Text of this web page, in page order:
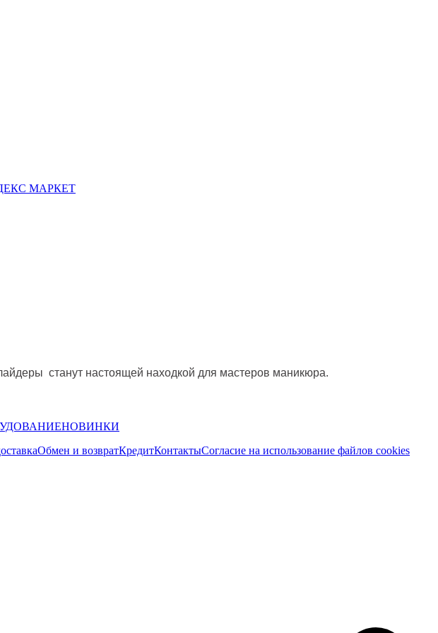
МАРКЕТ
станут настоящей находкой для мастеров маникюра.
НОВИНКИ
Обмен и возвратКредитКонтактыСогласие на использование файлов cookies